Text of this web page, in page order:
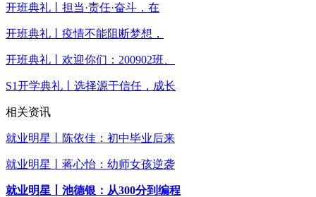
开班典礼丨担当·责任·奋斗，在
开班典礼丨疫情不能阻断梦想，
开班典礼丨欢迎你们：200902班、
S1开学典礼丨选择源于信任，成长
相关资讯
就业明星丨陈依佳：初中毕业后来
就业明星丨蒋心怡：幼师女孩逆袭
就业明星丨池德银：从300分到编程